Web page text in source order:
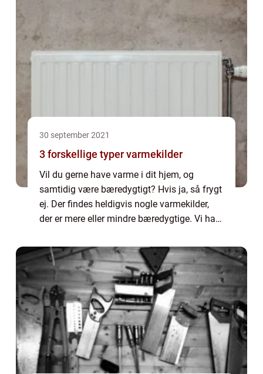
30 september 2021
3 forskellige typer varmekilder
Vil du gerne have varme i dit hjem, og
samtidig være bæredygtigt? Hvis ja, så frygt
ej. Der findes heldigvis nogle varmekilder,
der er mere eller mindre bæredygtige. Vi har
godt til dit hjem. Hvis du vil vi...